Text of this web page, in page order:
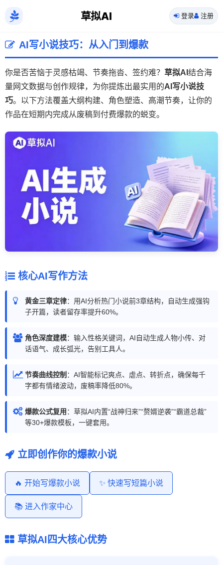
草拟AI 登录 注册
AI写小说技巧：从入门到爆款
你是否苦恼于灵感枯竭、节奏拖沓、签约难？ 草拟AI 结合海
量网文数据与创作规律，为你提炼出最实用的AI写小说技
巧。以下方法覆盖大纲构建、角色塑造、高潮节奏，让你的
作品在短期内完成从废稿到付费爆款的蜕变。
核心AI写作方法
黄金三章定律：用AI分析热门小说前3章结构，自动生成强钩
子开篇，读者留存率提升60%。
角色深度建模：输入性格关键词，AI自动生成人物小传、对
话语气、成长弧光，告别工具人。
节奏曲线控制 ：AI智能标记爽点、虐点、转折点，确保每千
字都有情绪波动，废稿率降低80%。
爆款公式复用 ：草拟AI内置“战神归来”“赘婿逆袭”“霸道总裁”
等30+爆款模板，一键套用。
立即创作你的爆款小说
🔥 开始写爆款小说 ✨ 快速写短篇小说
📚 进入作家中心
草拟AI四大核心优势